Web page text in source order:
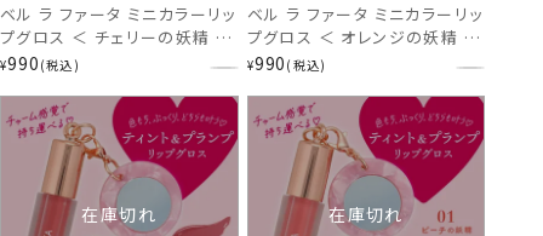
ベル ラ ファータ ミニカラーリッ
プグロス ＜ チェリーの妖精 ＞
BELL LA FATA VL44081
¥990 税込
ベル ラ ファータ ミニカラーリッ
プグロス ＜ オレンジの妖精 ＞
BELL LA FATA VL44080
¥990 税込
在庫切れ 在庫切れ